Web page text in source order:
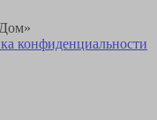
конфиденциальности